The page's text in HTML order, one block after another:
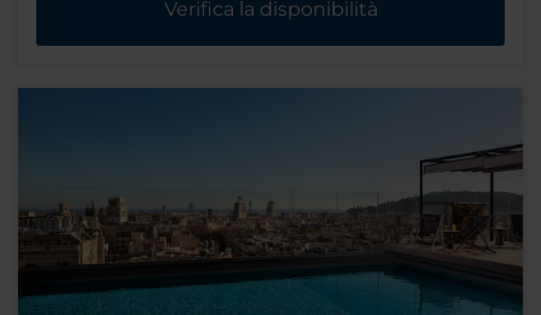
Verifica la disponibilità